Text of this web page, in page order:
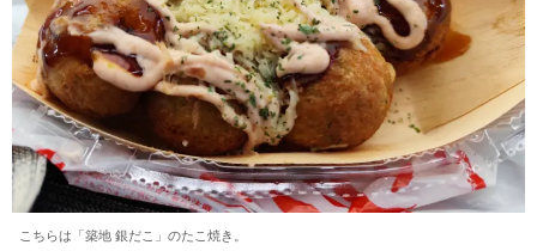
こちらは「築地 銀だこ」のたこ焼き。